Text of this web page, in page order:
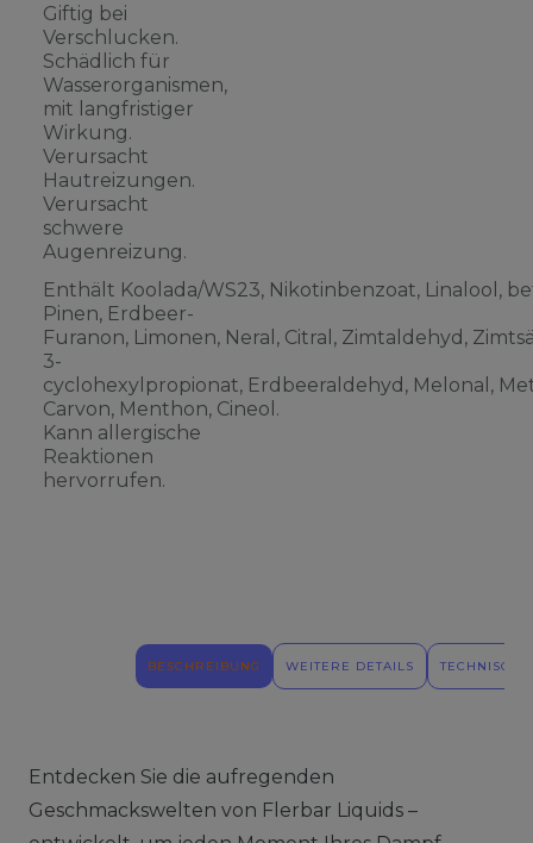
Giftig bei
Verschlucken.
Schädlich für
Wasserorganismen,
mit langfristiger
Wirkung.
Verursacht
Hautreizungen.
Verursacht
schwere
Augenreizung.
Enthält Koolada/WS23, Nikotinbenzoat, Linalool,
Pinen, Erdbeer-
Furanon, Limonen, Neral, Citral, Zimtaldehyd,
3-
cyclohexylpropionat, Erdbeeraldehyd, Melonal,
Carvon, Menthon, Cineol.
Kann allergische
Reaktionen
hervorrufen.
BESCHREIBUNG WEITERE DETAILS
Entdecken Sie die aufregenden
Geschmackswelten von Flerbar Liquids –